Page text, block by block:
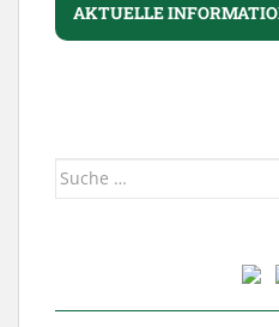
AKTUELLE
Suche